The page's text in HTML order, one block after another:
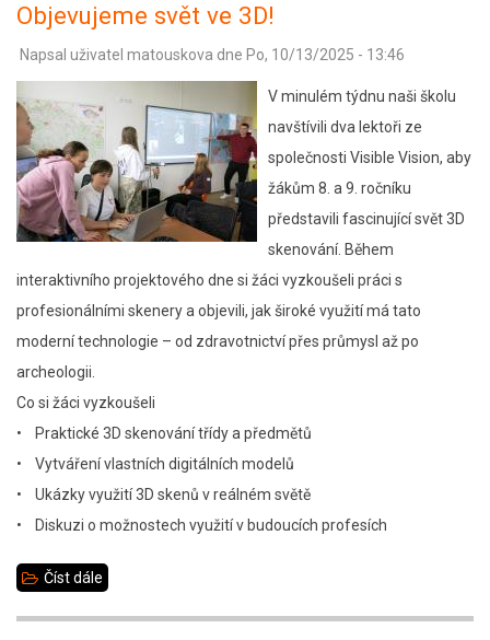
Objevujeme svět ve 3D!
Napsal uživatel matouskova dne Po, 10/13/2025 - 13:46
V minulém týdnu naši školu
navštívili dva lektoři ze
společnosti Visible Vision, aby
žákům 8. a 9. ročníku
představili fascinující svět 3D
skenování. Během
interaktivního projektového dne si žáci vyzkoušeli práci s
profesionálními skenery a objevili, jak široké využití má tato
moderní technologie – od zdravotnictví přes průmysl až po
archeologii.
Co si žáci vyzkoušeli
• Praktické 3D skenování třídy a předmětů
• Vytváření vlastních digitálních modelů
• Ukázky využití 3D skenů v reálném světě
• Diskuzi o možnostech využití v budoucích profesích
Číst dále